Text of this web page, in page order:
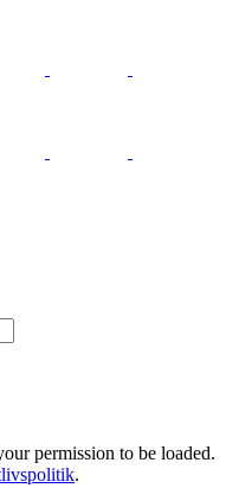
permission to be loaded.
.